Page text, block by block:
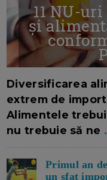
11 NU-
și
Diversificarea
extrem de
Alimentele
nu trebuie să ne
Primul an
un sfat